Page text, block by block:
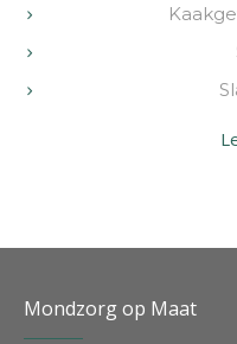
Mondzorg op Maat